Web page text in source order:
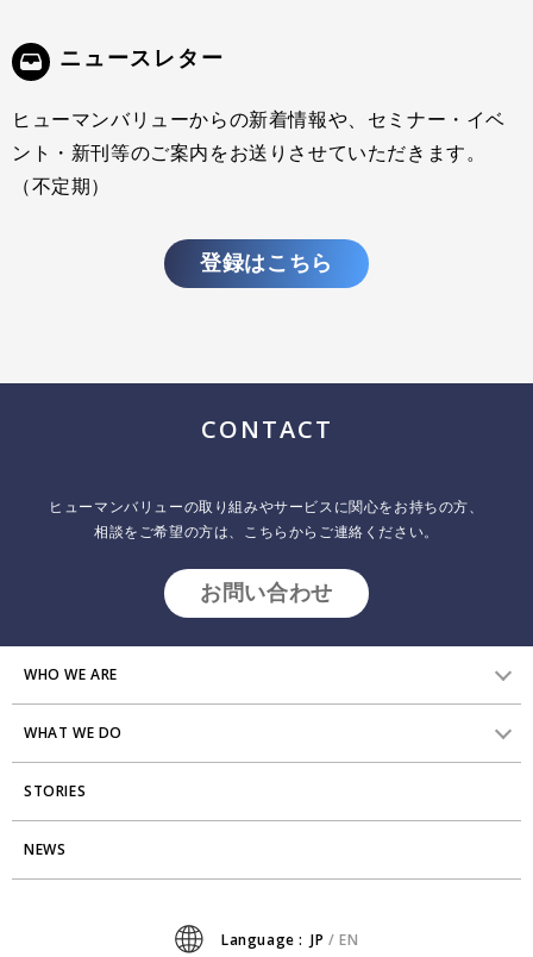
ニュースレター
ヒューマンバリューからの新着情報や、セミナー・イベ
ント・新刊等のご案内をお送りさせていただきます。
（不定期）
登録はこちら
CONTACT
ヒューマンバリューの取り組みやサービスに関心をお持ちの方、
相談をご希望の方は、こちらからご連絡ください。
お問い合わせ
WHO WE ARE
HVからのメッセージ
研究員紹介
アクセス
WHAT WE DO
組織変革
エンゲージメント向上支援
STORIES
Stories
NEWS
Language : JP /EN